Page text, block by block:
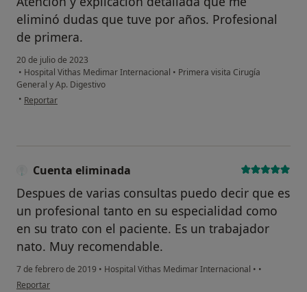
eliminó dudas que tuve por años. Profesional
de primera.
20 de julio de 2023
• Hospital Vithas Medimar Internacional • Primera visita Cirugía
General y Ap. Digestivo
• en opinión del usuario Julio Heshiki
Reportar
Cuenta eliminada
Despues de varias consultas puedo decir que es
un profesional tanto en su especialidad como
en su trato con el paciente. Es un trabajador
nato. Muy recomendable.
7 de febrero de 2019 • Hospital Vithas Medimar Internacional • •
en opinión del usuario Cuenta eliminada
Reportar